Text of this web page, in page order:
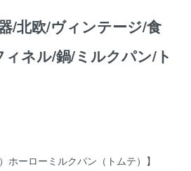
/北欧/ヴィンテージ/食
ネル/鍋/ミルクパン/ト
）ホーローミルクパン（トムテ）】